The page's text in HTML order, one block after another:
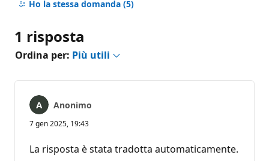
commento
Ho la stessa domanda (5)
1 risposta
Ordina per: Più utili
Anonimo
7 gen 2025, 19:43
La risposta è stata tradotta automaticamente.